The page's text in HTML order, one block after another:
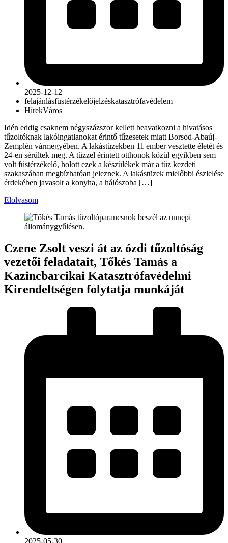
2025-12-12
felajánlásfüstérzékelőjelzéskatasztrófavédelem
HírekVáros
Idén eddig csaknem négyszázszor kellett beavatkozni a hivatásos
tűzoltóknak lakóingatlanokat érintő tűzesetek miatt Borsod-Abaúj-
Zemplén vármegyében. A lakástüzekben 11 ember vesztette életét és
24-en sérültek meg. A tűzzel érintett otthonok közül egyikben sem
volt füstérzékelő, holott ezek a készülékek már a tűz kezdeti
szakaszában megbízhatóan jeleznek. A lakástüzek mielőbbi észlelése
érdekében javasolt a konyha, a hálószoba […]
Elolvasom
Czene Zsolt veszi át az ózdi tűzoltóság
vezetői feladatait, Tőkés Tamás a
Kazincbarcikai Katasztrófavédelmi
Kirendeltségen folytatja munkáját
2025-05-30